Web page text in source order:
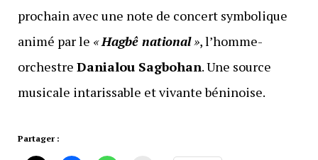
prochain avec une note de concert symbolique
animé par le «Hagbê national», l’homme-
orchestre Danialou Sagbohan. Une source
musicale intarissable et vivante béninoise.
Partager :